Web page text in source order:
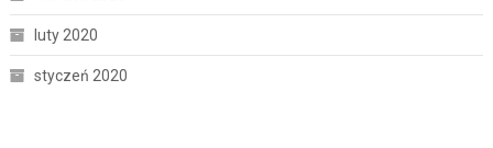
luty 2020
styczeń 2020